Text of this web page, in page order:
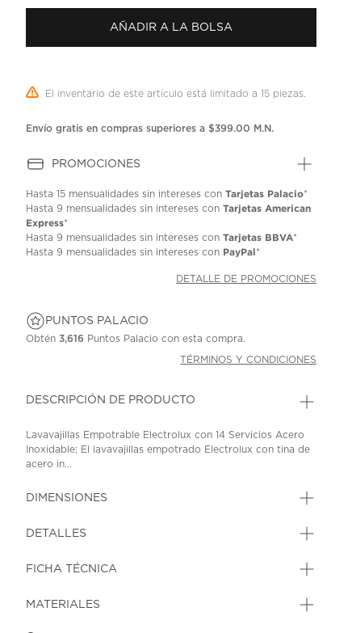
la
misma
página.
AÑADIR A LA BOLSA
El inventario de este artículo está limitado a 15 piezas.
Envío gratis en compras superiores a $399.00 M.N.
PROMOCIONES
Hasta15 mensualidades sin intereses conTarjetas Palacio*
Hasta9 mensualidades sin intereses conTarjetas American
Express*
Hasta9 mensualidades sin intereses conTarjetas BBVA*
Hasta9 mensualidades sin intereses con PayPal*
DETALLE DE PROMOCIONES
PUNTOS PALACIO
Obtén3,616 Puntos Palacio con esta compra.
TÉRMINOS Y CONDICIONES
DESCRIPCIÓN DE PRODUCTO
Lavavajillas Empotrable Electrolux con 14 Servicios Acero
Inoxidable; El lavavajillas empotrado Electrolux con tina de
acero in...
DIMENSIONES
DETALLES
FICHA TÉCNICA
MATERIALES